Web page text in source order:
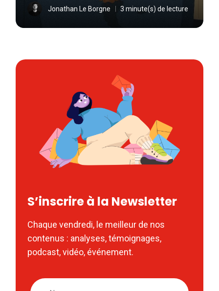
Jonathan Le Borgne 3 minute(s) de lecture
S’inscrire à la Newsletter
Chaque vendredi, le meilleur de nos
contenus : analyses, témoignages,
podcast, vidéo, événement.
Nom